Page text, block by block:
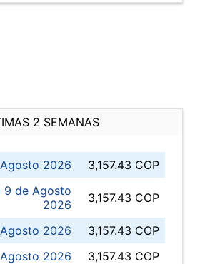
2 SEMANAS
2026
3,157.43 COP
9 de Agosto
2026
3,157.43 COP
2026
3,157.43 COP
2026
3,157.43 COP